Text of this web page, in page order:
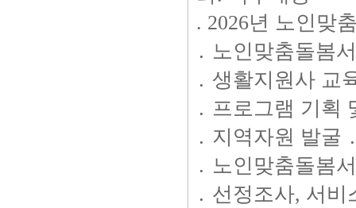
. 2026년 노인맞
․ 노인맞춤돌봄
․ 생활지원사 교
․ 프로그램 기획
․ 지역자원 발굴
․ 노인맞춤돌봄
․ 선정조사, 서